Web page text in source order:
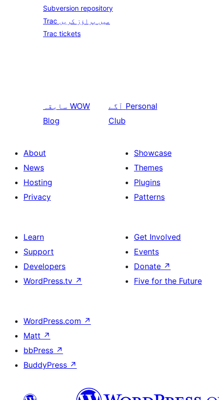
Subversion repository
Trac میں براؤز کریں
Trac tickets
سابقہ WOW
Blog
آگے Personal
Club
About
News
Hosting
Privacy
Showcase
Themes
Plugins
Patterns
Learn
Support
Developers
WordPress.tv ↗
Get Involved
Events
Donate ↗
Five for the Future
WordPress.com ↗
Matt ↗
bbPress ↗
BuddyPress ↗